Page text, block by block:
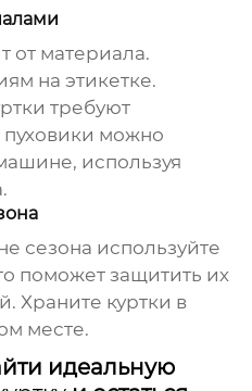
от материала.
на этикетке.
требуют
пуховики можно
используя
сезона используйте
поможет защитить их
Храните куртки в
месте.
идеальную